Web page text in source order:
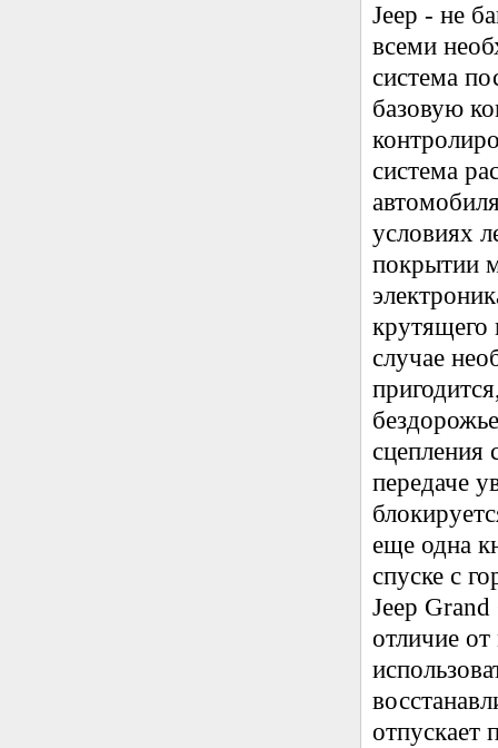
Jeep - не
всеми
система
базовую
система
условиях
покрытии
крутящего
случае
сцепления
передаче
еще одна
спуске с
Jeep
отличие
отпускает